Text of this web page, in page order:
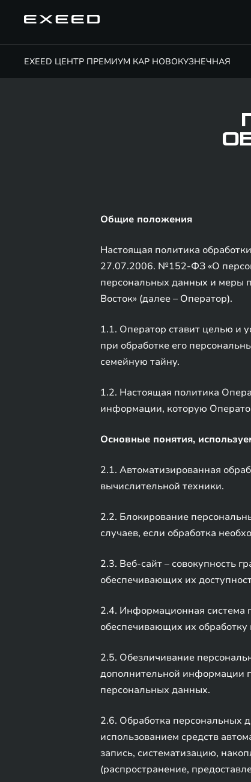
EXEED ЦЕНТР ПРЕМИУМ КАР НОВОКУЗНЕЧНАЯ
Общие положения
Настоящая политика
27.07.2006. №152-ФЗ «О
персональных данных и меры
Восток» (далее – Оператор).
1.1. Оператор ставит целью и
при обработке его
семейную тайну.
1.2. Настоящая политика
информации, которую
Основные понятия,
2.1. Автоматизированная
вычислительной техники.
2.2. Блокирование
случаев, если обработка
2.3. Веб-сайт – совокупность
обеспечивающих их
2.4. Информационная система
обеспечивающих их
2.5. Обезличивание
дополнительной информации
персональных данных.
2.6. Обработка персональных
использованием средств
запись, систематизацию,
(распространение,